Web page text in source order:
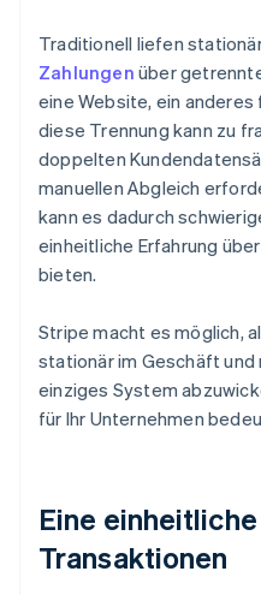
Traditionell liefen
Zahlungen über
eine Website, ein
diese Trennung kann zu
doppelten
manuellen Abgleich
kann es dadurch
einheitliche Erfahrung
bieten.
Stripe macht es möglich,
stationär im Geschäft und
einziges System
für Ihr Unternehmen
Eine
Transaktionen